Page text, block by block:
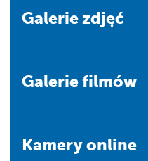
Galerie zdjęć
Galerie filmów
Kamery online